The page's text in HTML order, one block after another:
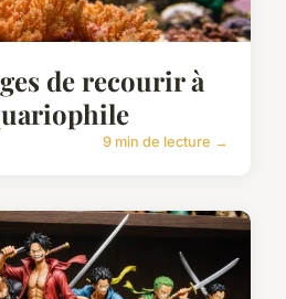
de recourir à
9 min de lecture →